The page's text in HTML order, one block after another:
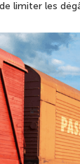
limiter les